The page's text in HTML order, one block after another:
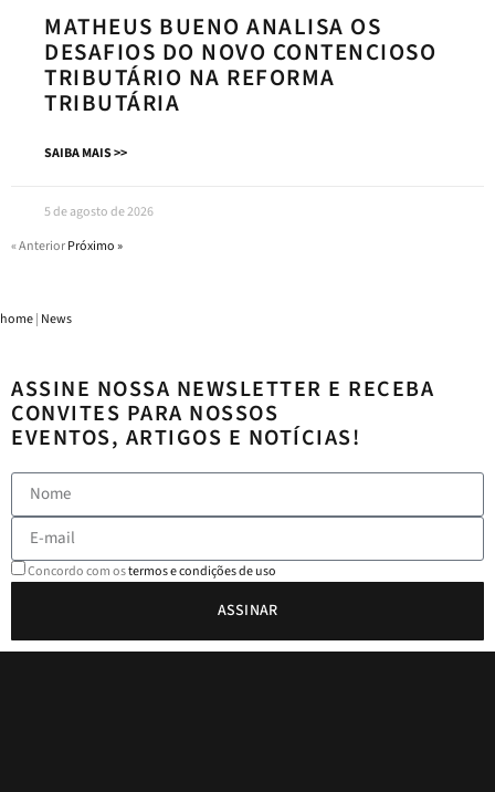
MATHEUS BUENO ANALISA OS
DESAFIOS DO NOVO CONTENCIOSO
TRIBUTÁRIO NA REFORMA
TRIBUTÁRIA
SAIBA MAIS >>
5 de agosto de 2026
« AnteriorPróximo »
home| News
ASSINE NOSSA NEWSLETTER E RECEBA
CONVITES PARA NOSSOS
EVENTOS, ARTIGOS E NOTÍCIAS!
Concordo com ostermos e condições de uso
ASSINAR